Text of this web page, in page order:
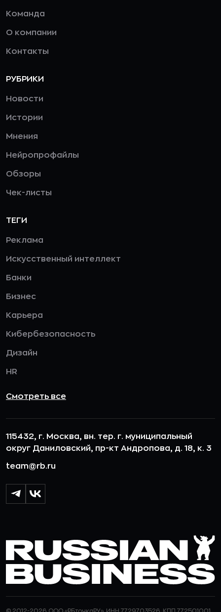
Команда
О компании
Контакты
РУБРИКИ
Новости
Истории
Мнения
Нейропрофайлы
Обзоры
Чек-листы
ТЕГИ
Реклама
Искусственный интеллект
Банки
Бизнес
Карьера
Кибербезопасность
Дизайн
HR
Смотреть все
115432, г. Москва, вн. тер. г. муниципальный
округ Даниловский, пр-кт Андропова, д. 18, к. 3
team@rb.ru